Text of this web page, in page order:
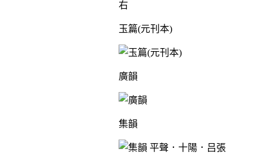
右
玉篇(元刊本)
廣韻
集韻